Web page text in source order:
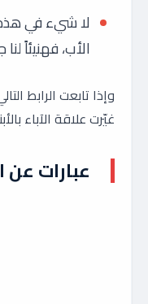
لا شيء في
الأب، فهنيئاً
وإذا تابعت الرابط
غيّرت علاقة الآباء
عبارات